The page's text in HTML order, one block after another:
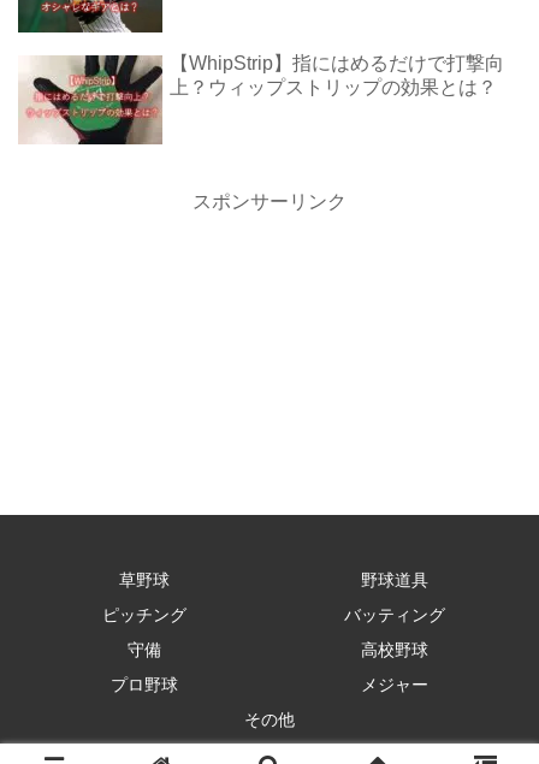
【WhipStrip】指にはめるだけで打撃向
上？ウィップストリップの効果とは？
スポンサーリンク
草野球
野球道具
ピッチング
バッティング
守備
高校野球
プロ野球
メジャー
その他